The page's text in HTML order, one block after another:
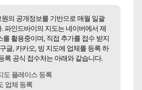
의 공개정보를 기반으로 매월 일괄
파인드바이의 지도는 네이버에서 제
를 활용중이며, 직접 추가를 접수 받지
글, 카카오, 빙 지도에 업체를 등록 하
록 공식 접수처는 아래와 같습니다.
도 플레이스 등록
업체 등록